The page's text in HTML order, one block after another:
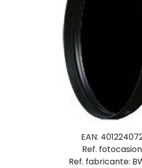
EAN:
Ref.
Ref. fabricante: